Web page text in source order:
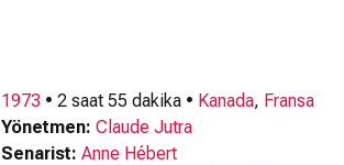
1973 • 2 saat 55 dakika • Kanada, Fransa
Yönetmen: Claude Jutra
Senarist: Anne Hébert